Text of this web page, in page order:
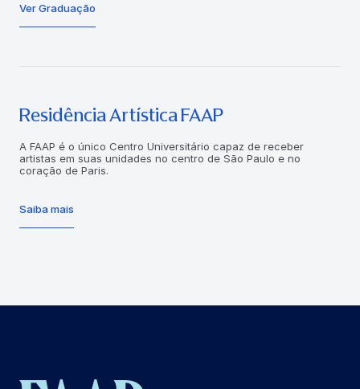
Ver Graduação
Residência Artística FAAP
A FAAP é o único Centro Universitário capaz de receber
artistas em suas unidades no centro de São Paulo e no
coração de Paris.
Saiba mais